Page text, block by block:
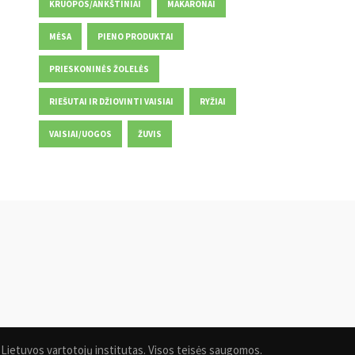
KRUOPOS/ANKŠTINIAI MAKARONAI
MĖSA PIENO PRODUKTAI
PRIESKONINĖS ŽOLELĖS
RIEŠUTAI IR DŽIOVINTI VAISIAI RYŽIAI
VAISIAI/UOGOS ŽUVIS
vartotojų institutas. Visos teisės saugomos.